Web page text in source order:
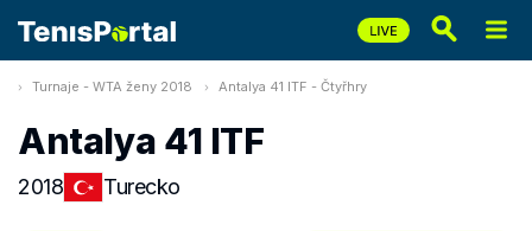
Turnaje - WTA ženy 2018 Antalya 41 ITF - Čtyřhry
Antalya 41 ITF
2018 Turecko